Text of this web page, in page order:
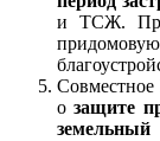
и ТСЖ.
озащите
земельный